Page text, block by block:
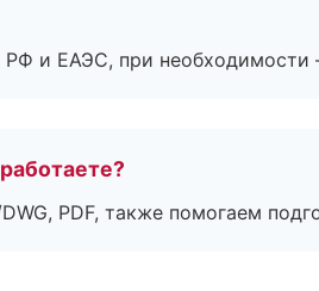
РФ и ЕАЭС, при необходимости
PDF, также помогаем